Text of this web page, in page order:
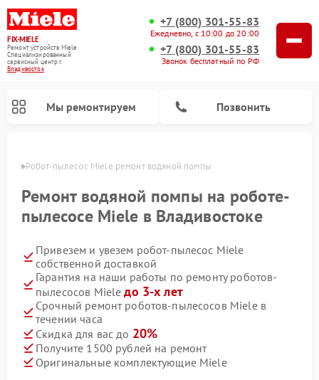
FIX-MIELE
Ремонт устройств Miele
Специализированный
cервисный центр г.
Владивосток
+7 (800) 301-55-83
Ежедневно, с 10:00 до 20:00
+7 (800) 301-55-83
Звонок бесплатный по РФ
Мы ремонтируем Позвонить
Робот-пылесос Miele ремонт водяной помпы
Ремонт водяной помпы на роботе-
пылесосе Miele в Владивостоке
Привезем и увезем робот-пылесос Miele
собственной доставкой
Гарантия на наши работы по ремонту роботов-
пылесосов Mieleдо 3-х лет
Срочный ремонт роботов-пылесосов Miele в
течении часа
Скидка для вас до 20%
Получите 1500 рублей на ремонт
Оригинальные комплектующие Miele